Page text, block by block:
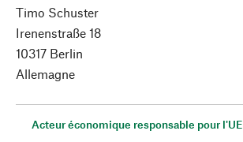
Timo Schuster
Irenenstraße 18
10317 Berlin
Allemagne
Acteur économique responsable pour l'UE